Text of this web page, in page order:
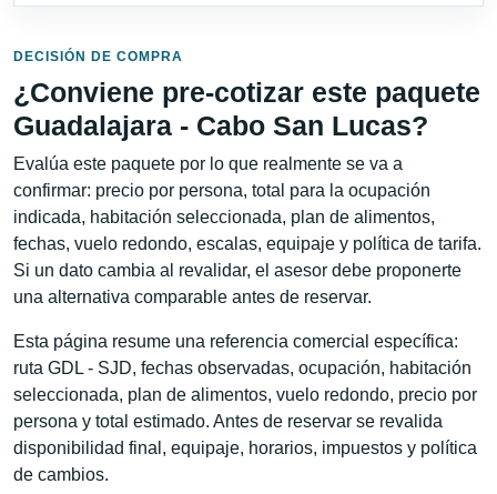
DECISIÓN DE COMPRA
¿Conviene pre-cotizar este paquete
Guadalajara - Cabo San Lucas?
Evalúa este paquete por lo que realmente se va a
confirmar: precio por persona, total para la ocupación
indicada, habitación seleccionada, plan de alimentos,
fechas, vuelo redondo, escalas, equipaje y política de tarifa.
Si un dato cambia al revalidar, el asesor debe proponerte
una alternativa comparable antes de reservar.
Esta página resume una referencia comercial específica:
ruta GDL - SJD, fechas observadas, ocupación, habitación
seleccionada, plan de alimentos, vuelo redondo, precio por
persona y total estimado. Antes de reservar se revalida
disponibilidad final, equipaje, horarios, impuestos y política
de cambios.